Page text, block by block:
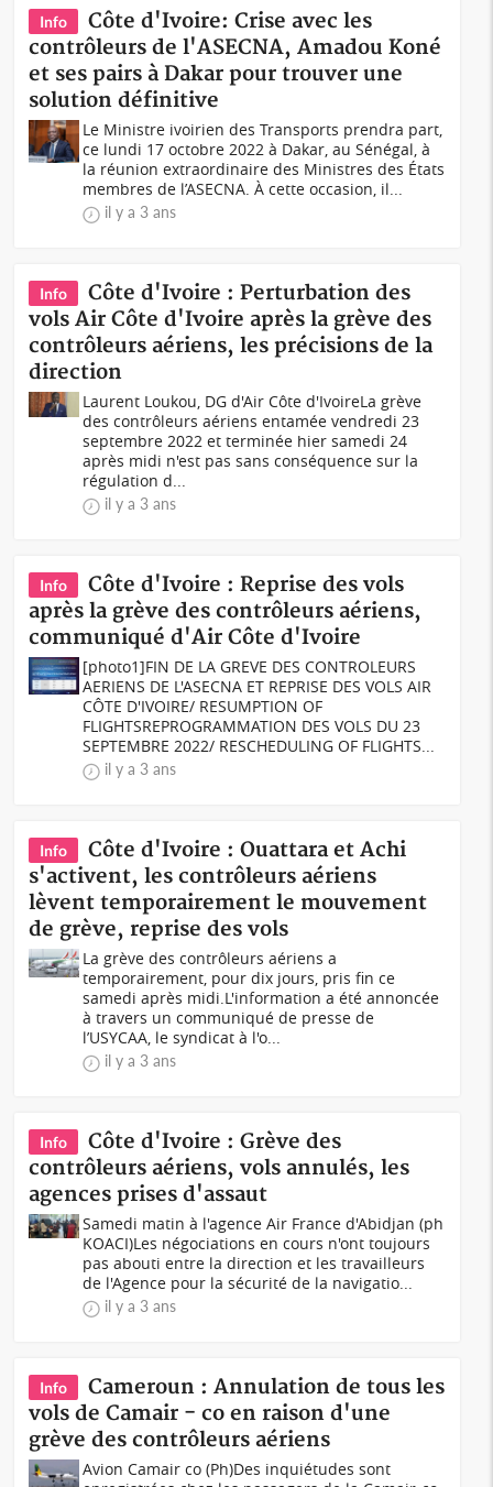
Info
Côte d'Ivoire: Crise avec les
contrôleurs de l'ASECNA, Amadou Koné
et ses pairs à Dakar pour trouver une
solution définitive
Le Ministre ivoirien des Transports prendra part,
ce lundi 17 octobre 2022 à Dakar, au Sénégal, à
la réunion extraordinaire des Ministres des États
membres de l’ASECNA. À cette occasion, il...
il y a 3 ans
Info
Côte d'Ivoire : Perturbation des
vols Air Côte d'Ivoire après la grève des
contrôleurs aériens, les précisions de la
direction
Laurent Loukou, DG d'Air Côte d'IvoireLa grève
des contrôleurs aériens entamée vendredi 23
septembre 2022 et terminée hier samedi 24
après midi n'est pas sans conséquence sur la
régulation d...
il y a 3 ans
Info
Côte d'Ivoire : Reprise des vols
après la grève des contrôleurs aériens,
communiqué d'Air Côte d'Ivoire
[photo1]FIN DE LA GREVE DES CONTROLEURS
AERIENS DE L'ASECNA ET REPRISE DES VOLS AIR
CÔTE D'IVOIRE/ RESUMPTION OF
FLIGHTSREPROGRAMMATION DES VOLS DU 23
SEPTEMBRE 2022/ RESCHEDULING OF FLIGHTS...
il y a 3 ans
Info
Côte d'Ivoire : Ouattara et Achi
s'activent, les contrôleurs aériens
lèvent temporairement le mouvement
de grève, reprise des vols
La grève des contrôleurs aériens a
temporairement, pour dix jours, pris fin ce
samedi après midi.L'information a été annoncée
à travers un communiqué de presse de
l’USYCAA, le syndicat à l'o...
il y a 3 ans
Info
Côte d'Ivoire : Grève des
contrôleurs aériens, vols annulés, les
agences prises d'assaut
Samedi matin à l'agence Air France d'Abidjan (ph
KOACI)Les négociations en cours n'ont toujours
pas abouti entre la direction et les travailleurs
de l'Agence pour la sécurité de la navigatio...
il y a 3 ans
Info
Cameroun : Annulation de tous les
vols de Camair - co en raison d'une
grève des contrôleurs aériens
Avion Camair co (Ph)Des inquiétudes sont